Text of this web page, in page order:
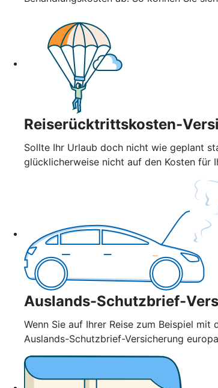
Reiserücktrittskosten-
Sollte Ihr Urlaub doch nicht wie geplant
glücklicherweise nicht auf den Kosten für
Auslands-Schutzbrief-
Wenn Sie auf Ihrer Reise zum Beispiel
Auslands-Schutzbrief-Versicherung